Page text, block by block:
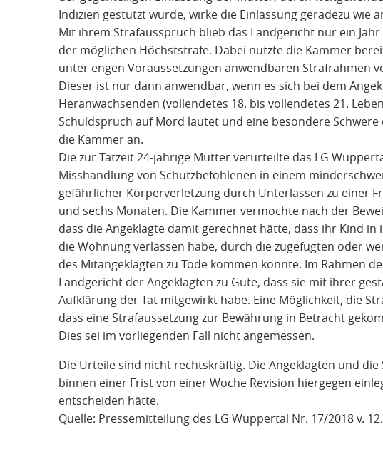
Indizien gestützt würde, wirke die Einlassung geradezu wie
Mit ihrem Strafausspruch blieb das Landgericht nur ein
der möglichen Höchststrafe. Dabei nutzte die Kammer
unter engen Voraussetzungen anwendbaren Strafrahmen
Dieser ist nur dann anwendbar, wenn es sich bei dem
Heranwachsenden (vollendetes 18. bis vollendetes 21.
Schuldspruch auf Mord lautet und eine besondere
die Kammer an.
Die zur Tatzeit 24-jährige Mutter verurteilte das LG
Misshandlung von Schutzbefohlenen in einem
gefährlicher Körperverletzung durch Unterlassen zu einer
und sechs Monaten. Die Kammer vermochte nach der
dass die Angeklagte damit gerechnet hätte, dass ihr Kind
die Wohnung verlassen habe, durch die zugefügten oder
des Mitangeklagten zu Tode kommen könnte. Im Rahmen
Landgericht der Angeklagten zu Gute, dass sie mit ihrer
Aufklärung der Tat mitgewirkt habe. Eine Möglichkeit, die
dass eine Strafaussetzung zur Bewährung in Betracht
Dies sei im vorliegenden Fall nicht angemessen.
Die Urteile sind nicht rechtskräftig. Die Angeklagten und
binnen einer Frist von einer Woche Revision hiergegen
entscheiden hätte.
Quelle: Pressemitteilung des LG Wuppertal Nr. 17/2018 v.